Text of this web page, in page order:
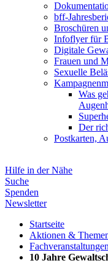
bff-
Broschüren
Infoflyer für
Digitale
Frauen und
Sexuelle
Was
Der
Postkarten,
Hilfe in der Nähe
Suche
Spenden
Newsletter
Startseite
Aktionen &
Fachveranstaltungen
10 Jahre